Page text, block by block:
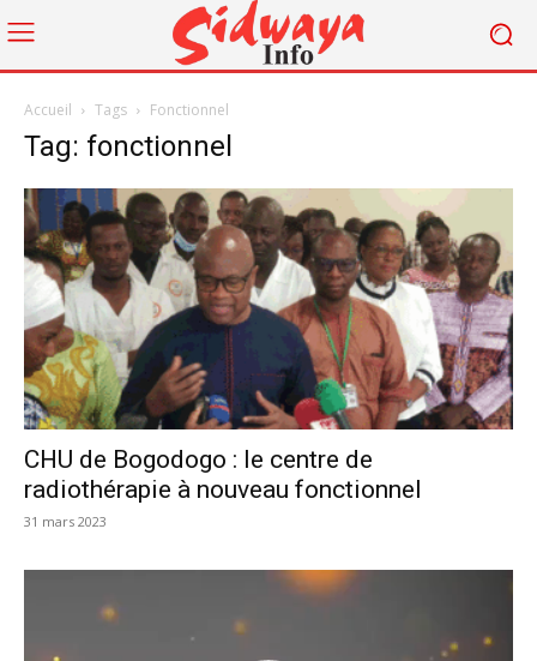
Accueil Tags Fonctionnel
Tag: fonctionnel
CHU de Bogodogo : le centre de
radiothérapie à nouveau fonctionnel
31 mars 2023